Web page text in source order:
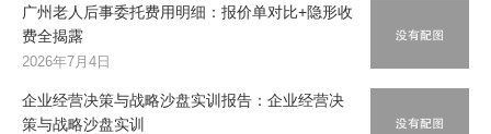
广州老人后事委托费用明细：报价单对比+隐形收
费全揭露
2026年7月4日
企业经营决策与战略沙盘实训报告：企业经营决
策与战略沙盘实训